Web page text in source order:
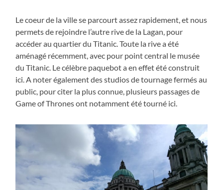
Le coeur de la ville se parcourt assez rapidement, et nous
permets de rejoindre l’autre rive de la Lagan, pour
accéder au quartier du Titanic. Toute la rive a été
aménagé récemment, avec pour point central le musée
du Titanic. Le célèbre paquebot a en effet été construit
ici. A noter également des studios de tournage fermés au
public, pour citer la plus connue, plusieurs passages de
Game of Thrones ont notamment été tourné ici.